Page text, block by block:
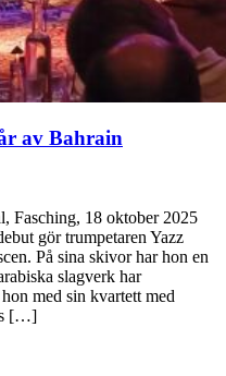
av Bahrain
Fasching, 18 oktober 2025
gör trumpetaren Yazz
På sina skivor har hon en
slagverk har
med sin kvartett med
[…]